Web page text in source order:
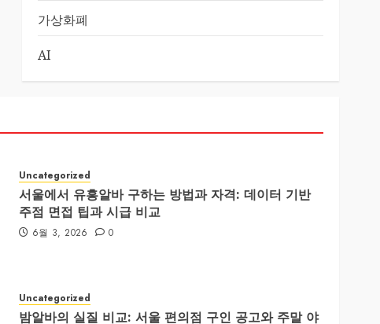
가상화폐
AI
Uncategorized
서울에서 유흥알바 구하는 방법과 자격: 데이터 기반
주점 면접 팁과 시급 비교
6월 3, 2026 0
Uncategorized
밤알바의 실질 비교: 서울 편의점 구인 공고와 주말 야